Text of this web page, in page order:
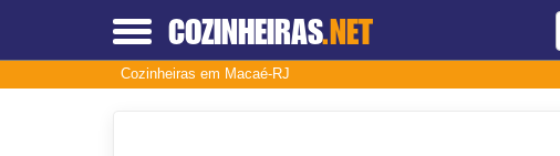
COZINHEIRAS.NET
Cozinheiras em Macaé-RJ